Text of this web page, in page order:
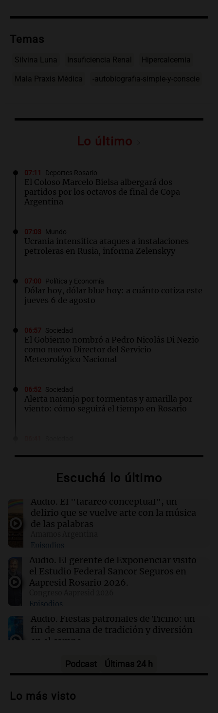
Temas
Silvina Luna Insuficiencia Renal Hipercalcemia
Mala Praxis Médica -autobiografia-simple-y-conscie
Lo último
07:11 Deportes Rosario
El Coloso Marcelo Bielsa albergará dos
partidos por los octavos de final de Copa
Argentina
07:03 Mundo
Ucrania intensifica ataques a instalaciones
petroleras en Rusia, informa Zelenskyy
07:00 Política y Economía
Dólar hoy, dólar blue hoy: a cuánto cotiza este
jueves 6 de agosto
06:57 Sociedad
El Gobierno nombró a Pedro Nicolás Di Nezio
como nuevo Director del Servicio
Meteorológico Nacional
06:52 Sociedad
Alerta naranja por tormentas y amarilla por
viento: cómo seguirá el tiempo en Rosario
Facundo Moyano: "Tengo errores como
06:36 Mundo
Nigeria: Presidente celebra rescate de 308
secuestrados en una operación histórica
06:31 Mundo
EEUU asegura que no hubo fuga de fósforo
blanco en su base aérea en Corea del Sur
Alerta meteorológica extrema en medio país:
todas las zonas complicadas por lluvias y
vientos fuerte
Escuchá lo último
Audio. El "tarareo conceptual", un
delirio que se vuelve arte con la música
de las palabras
Episodios
Audio. El gerente de Exponenciar visitó
el Estudio Federal Sancor Seguros en
Aapresid Rosario 2026.
Episodios
Audio. Fiestas patronales de Ticino: un
fin de semana de tradición y diversión
en el campo
Audio.Preparativos para la feria en La
de apertura
Podcast Últimas 24 h
Lo más visto